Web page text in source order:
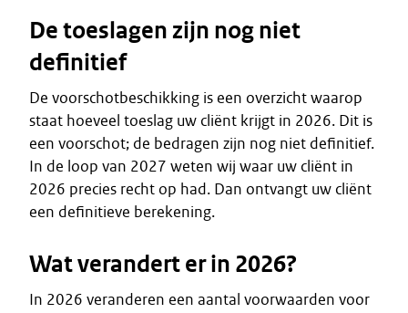
De toeslagen zijn nog niet
definitief
De voorschotbeschikking is een overzicht waarop
staat hoeveel toeslag uw cliënt krijgt in 2026. Dit is
een voorschot; de bedragen zijn nog niet definitief.
In de loop van 2027 weten wij waar uw cliënt in
2026 precies recht op had. Dan ontvangt uw cliënt
een definitieve berekening.
Wat verandert er in 2026?
In 2026 veranderen een aantal voorwaarden voor